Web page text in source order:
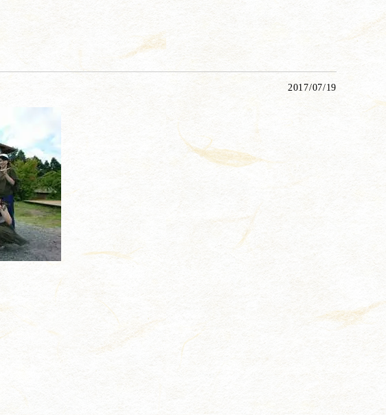
2017/07/19